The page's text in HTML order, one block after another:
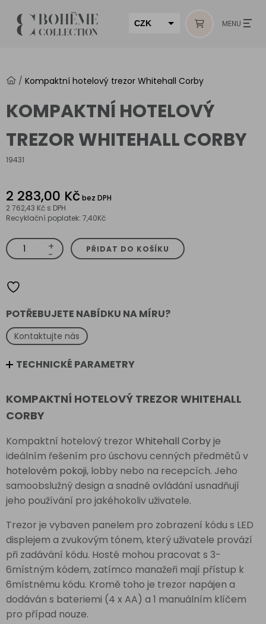
CZK MENU
/ Kompaktní hotelový trezor Whitehall Corby
KOMPAKTNÍ HOTELOVÝ
TREZOR WHITEHALL CORBY
19431
2 283,00 Kč bez DPH
2 762,43 Kč s DPH
Recyklační poplatek: 7,40Kč
Kompaktní
hotelový
trezor
množství
+
- PŘIDAT DO KOŠÍKU
POTŘEBUJETE NABÍDKU NA MÍRU?
Kontaktujte nás
TECHNICKÉ PARAMETRY
KOMPAKTNÍ HOTELOVÝ TREZOR WHITEHALL
CORBY
Kompaktní hotelový trezor Whitehall Corbyje
ideálním řešením pro úschovu cenných předmětů v
hotelovém pokoji, lobby nebo na recepcích. Jeho
samoobslužný design a snadné ovládání usnadňují
jeho používání pro jakéhokoliv uživatele.
Trezor je vybaven panelem pro zobrazení kódu s LED
displejem a zvukovým tónem, který uživatele provází
při zadávání kódu. Hosté mohou pracovat s 3-
6místným kódem, zatímco manažeři mají přístup k
6místnému kódu. Kromě toho je trezor napájen a
dodáván s bateriemi (4 x AA) a 1 manuálním klíčem
pro případ nouze.